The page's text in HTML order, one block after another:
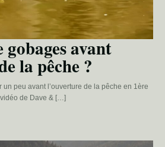
gobages avant
la pêche ?
peu avant l’ouverture de la pêche en 1ère
de Dave & […]